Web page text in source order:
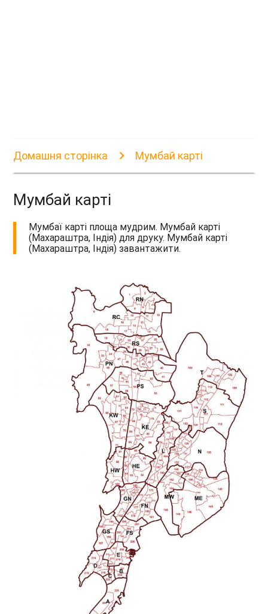
Домашня сторінка Мумбай карті
Мумбай карті
Мумбаї карті площа мудрим. Мумбай карті
(Махараштра, Індія) для друку. Мумбай карті
(Махараштра, Індія) завантажити.